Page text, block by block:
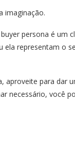
imaginação.
persona é um
ela representam o
aproveite para dar
necessário, você